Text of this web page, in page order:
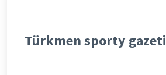
Türkmen sporty gazeti